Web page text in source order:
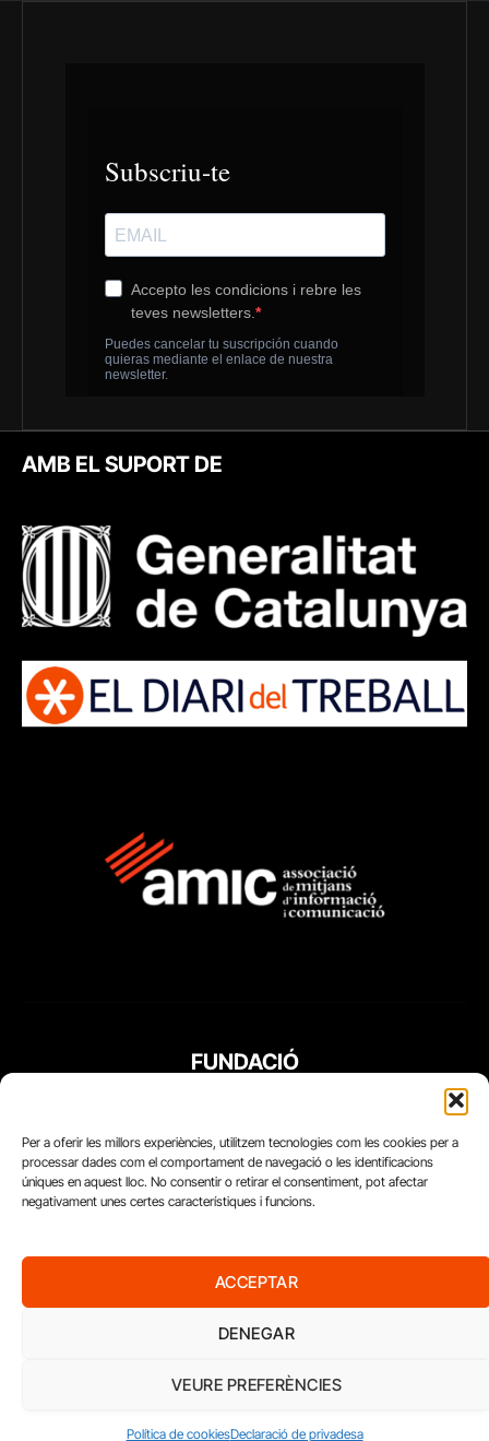
Per a oferir les millors experiències, utilitzem tecnologies com les cookies per a
processar dades com el comportament de navegació o les identificacions
úniques en aquest lloc. No consentir o retirar el consentiment, pot afectar
negativament unes certes característiques i funcions.
ACCEPTAR
DENEGAR
VEURE PREFERÈNCIES
Política de cookiesDeclaració de privadesa
AMB EL SUPORT DE
FUNDACIÓ